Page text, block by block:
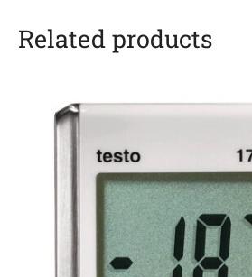
Related products